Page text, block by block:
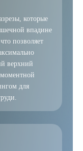
которые
впадине
позволяет
верхний
для